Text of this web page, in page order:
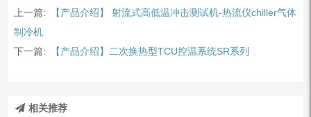
上一篇:
【产品介绍】 射流式高低温冲击测试机-热流仪chiller气体
制冷机
下一篇:
【产品介绍】二次换热型TCU控温系统SR系列
相关推荐